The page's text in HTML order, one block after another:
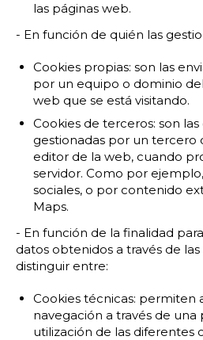
las páginas web.
- En función de quién las
Cookies propias: son las
por un equipo o dominio
web que se está visitando.
Cookies de terceros: son las
gestionadas por un tercero
editor de la web, cuando
servidor. Como por
sociales, o por contenido
Maps.
- En función de la finalidad
datos obtenidos a través de
distinguir entre:
Cookies técnicas: permiten
navegación a través de una
utilización de las diferentes